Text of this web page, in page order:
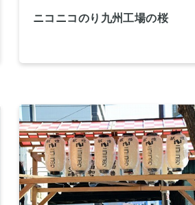
ニコニコのり九州工場の桜